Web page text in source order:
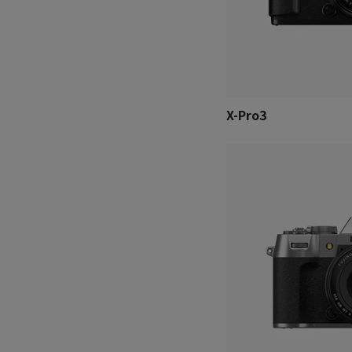
X-Pro3